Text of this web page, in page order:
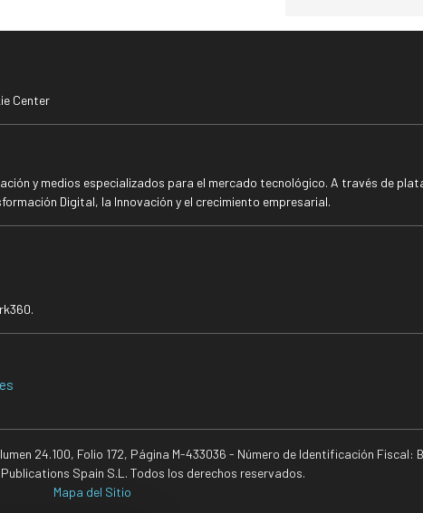
Center
y medios especializados para el mercado tecnológico. A través de
Digital, la Innovación y el crecimiento empresarial.
24.100, Folio 172, Página M-433036 - Número de Identificación Fiscal:
Spain S.L. Todos los derechos reservados.
Mapa del Sitio